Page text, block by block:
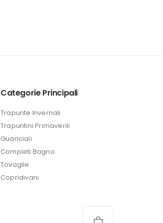
Categorie Principali
Trapunte Invernali
Trapuntini Primaverili
Guanciali
Completi Bagno
Tovaglie
Copridivani